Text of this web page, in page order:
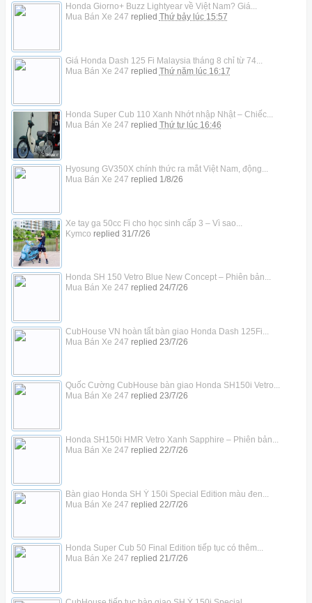
Honda Giorno+ Buzz Lightyear về Việt Nam? Giá...
Mua Bán Xe 247 replied Thứ bảy lúc 15:57
Giá Honda Dash 125 Fi Malaysia tháng 8 chỉ từ 74...
Mua Bán Xe 247 replied Thứ năm lúc 16:17
Honda Super Cub 110 Xanh Nhớt nhập Nhật – Chiếc...
Mua Bán Xe 247 replied Thứ tư lúc 16:46
Hyosung GV350X chính thức ra mắt Việt Nam, động...
Mua Bán Xe 247 replied 1/8/26
Xe tay ga 50cc Fi cho học sinh cấp 3 – Vì sao...
Kymco replied 31/7/26
Honda SH 150 Vetro Blue New Concept – Phiên bản...
Mua Bán Xe 247 replied 24/7/26
CubHouse VN hoàn tất bàn giao Honda Dash 125Fi...
Mua Bán Xe 247 replied 23/7/26
Quốc Cường CubHouse bàn giao Honda SH150i Vetro...
Mua Bán Xe 247 replied 23/7/26
Honda SH150i HMR Vetro Xanh Sapphire – Phiên bản...
Mua Bán Xe 247 replied 22/7/26
Bàn giao Honda SH Ý 150i Special Edition màu đen...
Mua Bán Xe 247 replied 22/7/26
Honda Super Cub 50 Final Edition tiếp tục có thêm...
Mua Bán Xe 247 replied 21/7/26